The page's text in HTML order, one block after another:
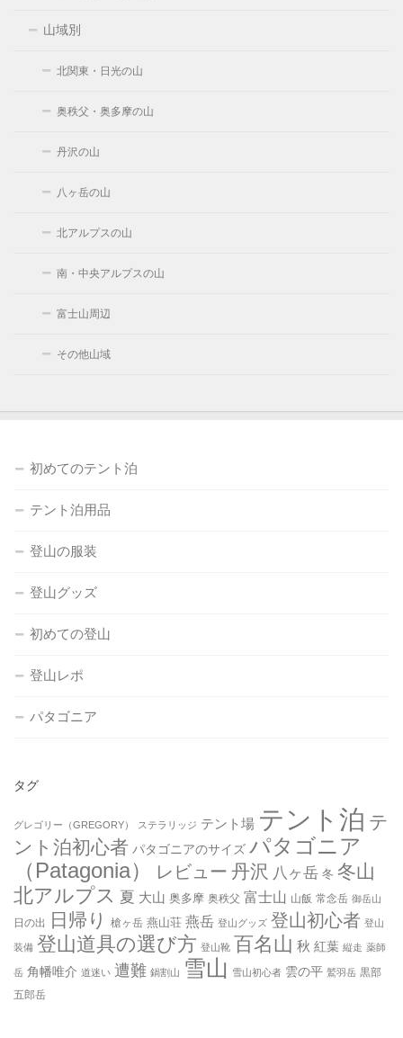
山域別
北関東・日光の山
奥秩父・奥多摩の山
丹沢の山
八ヶ岳の山
北アルプスの山
南・中央アルプスの山
富士山周辺
その他山域
初めてのテント泊
テント泊用品
登山の服装
登山グッズ
初めての登山
登山レポ
パタゴニア
タグ
グレゴリー（GREGORY） ステラリッジ テント場 テント泊 テ
ント泊初心者 パタゴニアのサイズ パタゴニア
（Patagonia）
レビュー 丹沢 八ヶ岳 冬 冬山
北アルプス 夏 大山 奥多摩 奥秩父 富士山 山飯 常念岳 御岳山
日の出 日帰り 槍ヶ岳 燕山荘 燕岳 登山グッズ 登山初心者 登山
装備 登山道具の選び方 登山靴 百名山 秋 紅葉 縦走 薬師
岳 角幡唯介 道迷い 遭難 鍋割山 雪山 雪山初心者 雲の平 鷲羽岳 黒部
五郎岳